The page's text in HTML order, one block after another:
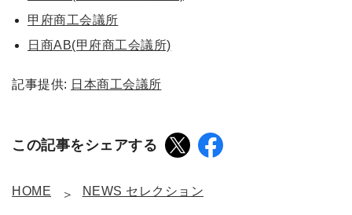
甲府商工会議所
日商AB(甲府商工会議所)
記事提供: 日本商工会議所
この記事をシェアする
HOME NEWS セレクション